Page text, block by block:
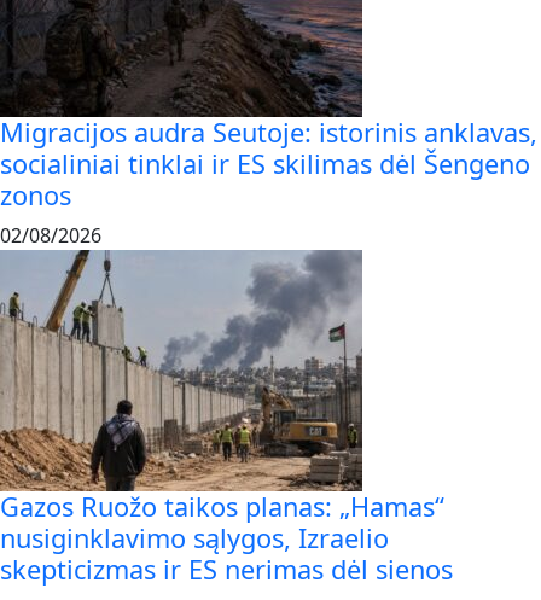
Migracijos audra Seutoje: istorinis anklavas,
socialiniai tinklai ir ES skilimas dėl Šengeno
zonos
02/08/2026
Gazos Ruožo taikos planas: „Hamas“
nusiginklavimo sąlygos, Izraelio
skepticizmas ir ES nerimas dėl sienos